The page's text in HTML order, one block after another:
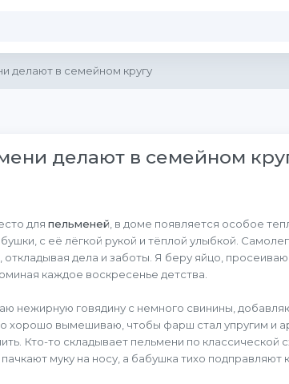
делают в семейном кругу
делают в семейном
для пельменей , в доме появляется особое
с её лёгкой рукой и тёплой улыбкой.
дела и заботы. Я беру яйцо,
каждое воскресенье детства.
нежирную говядину с немного свинины,
хорошо вымешиваю, чтобы фарш стал упругим и
Кто-то складывает пельмени по
муку на носу, а бабушка тихо подправляют